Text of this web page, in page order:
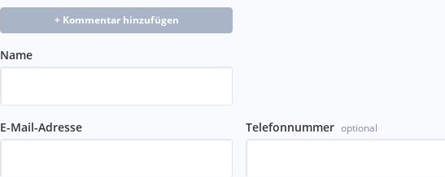
+ Kommentar hinzufügen
Name
E-Mail-Adresse Telefonnummer optional